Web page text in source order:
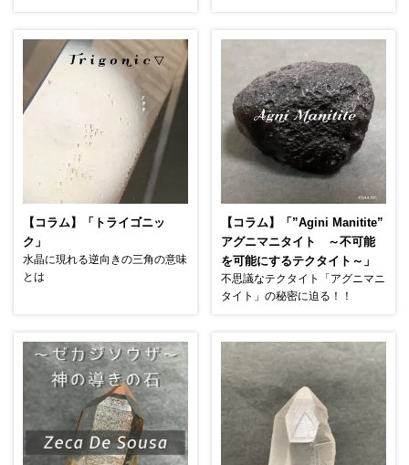
【コラム】「トライゴニッ
ク」
水晶に現れる逆向きの三角の意味
とは
【コラム】「”Agini Manitite”
アグニマニタイト ～不可能
を可能にするテクタイト～」
不思議なテクタイト「アグニマニ
タイト」の秘密に迫る！！